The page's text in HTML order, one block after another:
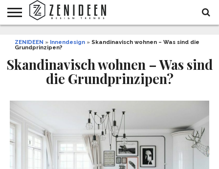
INNENDESIGN
ARCHITEKTUR
GARTEN
UND
LIFESTYLE
DEKO
&
DIY
STYLE
REZEPTE
GESUNDHEIT
WEIHNACHTEN
ZENIDEEN » Innendesign » Skandinavisch wohnen – Was sind die
Grundprinzipen?
Skandinavisch wohnen – Was sind
die Grundprinzipen?